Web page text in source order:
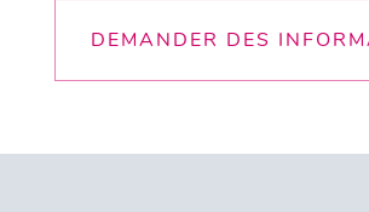
DEMANDER DES